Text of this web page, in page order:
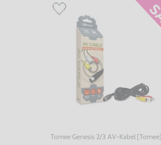
Tomee Genesis 2/3 AV-Kabel [Tomee]